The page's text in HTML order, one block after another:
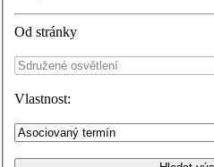
Od stránky
Vlastnost: